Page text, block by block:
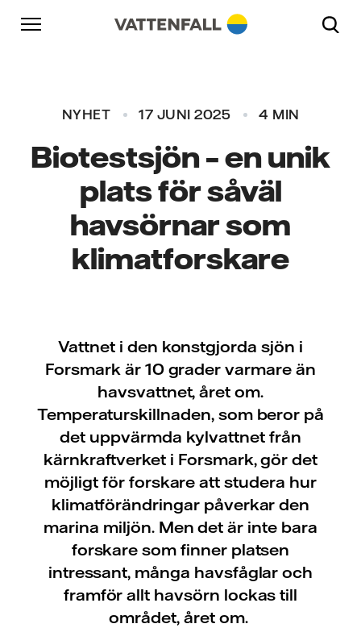
Skip to content
Gå till huvudnavigeringen
Gå till sidfoten
NYHET 17 JUNI 2025 4 MIN
Biotestsjön – en unik
plats för såväl
havsörnar som
klimatforskare
Vattnet i den konstgjorda sjön i
Forsmark är 10 grader varmare än
havsvattnet, året om.
Temperaturskillnaden, som beror på
det uppvärmda kylvattnet från
kärnkraftverket i Forsmark, gör det
möjligt för forskare att studera hur
klimatförändringar påverkar den
marina miljön. Men det är inte bara
forskare som finner platsen
intressant, många havsfåglar och
framför allt havsörn lockas till
området, året om.
Gå till huvudnavigeringen